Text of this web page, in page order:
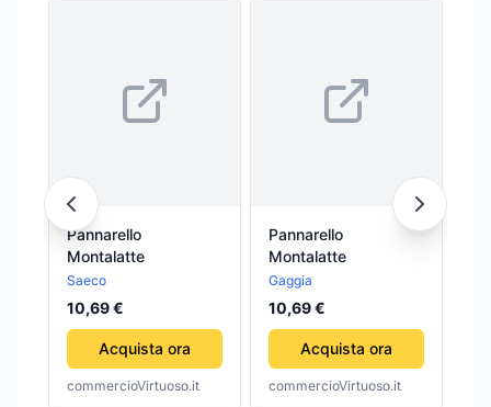
Pannarello
Montalatte
Saeco
10,69 €
Acquista ora
commercioVirtuoso.it
Pannarello
Montalatte
Gaggia
10,69 €
Acquista ora
commercioVirtuoso.it